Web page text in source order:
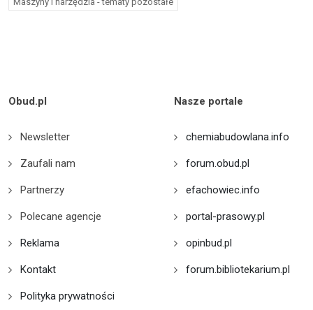
Obud.pl
Newsletter
Zaufali nam
Partnerzy
Polecane agencje
Reklama
Kontakt
Polityka prywatności
Nasze portale
chemiabudowlana.info
forum.obud.pl
efachowiec.info
portal-prasowy.pl
opinbud.pl
forum.bibliotekarium.pl